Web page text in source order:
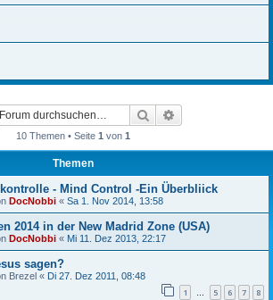
Suche
10 Themen • Seite 1 von 1
Themen
- Mind Control -Ein Überbliick
DocNobbi « Sa 1. Nov 2014, 13:58
2014 in der New Madrid Zone (USA)
DocNobbi « Mi 11. Dez 2013, 22:17
sagen?
Brezel « Di 27. Dez 2011, 08:48
1 … 5 6 7 8